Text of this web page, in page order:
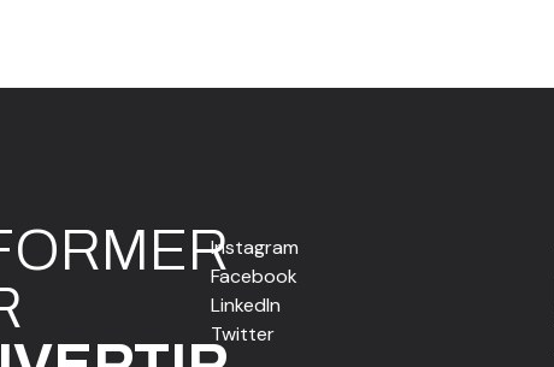
RMERInstagram
Facebook
LinkedIn
Twitter